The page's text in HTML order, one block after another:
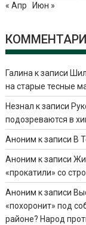
« Апр
Июн »
Галина к записи
на старые тесные
Незнал к записи
подозреваются в
Аноним к записи В
Аноним к записи
«прокатили» со
Аноним к записи
«похоронит» под
районе? Народ